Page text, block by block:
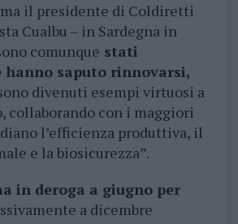
il presidente di Coldiretti
Cualbu – in Sardegna in
comunque stati
hanno saputo rinnovarsi,
divenuti esempi virtuosi a
collaborando con i maggiori
l’efficienza produttiva, il
e la biosicurezza”.
in deroga a giugno per
a dicembre